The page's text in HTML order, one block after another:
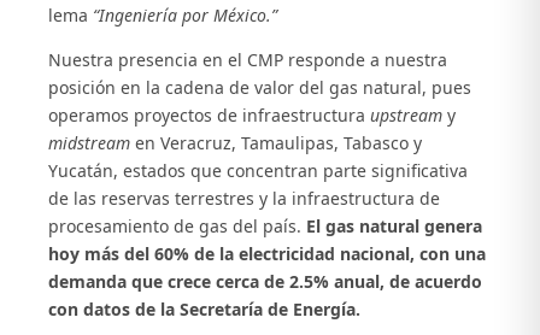
lema “Ingeniería por México.”
Nuestra presencia en el CMP responde a nuestra
posición en la cadena de valor del gas natural, pues
operamos proyectos de infraestructura upstream y
midstream en Veracruz, Tamaulipas, Tabasco y
Yucatán, estados que concentran parte significativa
de las reservas terrestres y la infraestructura de
procesamiento de gas del país. El gas natural genera
hoy más del 60% de la electricidad nacional, con una
demanda que crece cerca de 2.5% anual, de acuerdo
con datos de la Secretaría de Energía.